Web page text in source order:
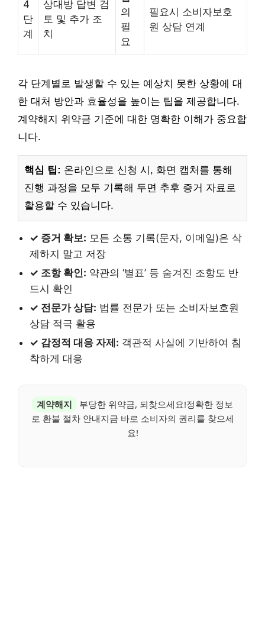
4
단
계
상대방 답변 검
토 및 추가 조
치
의
필
요
필요시 소비자보호
원 상담 연계
각 단계별로 발생할 수 있는 예상치 못한 상황에 대
한 대처 방안과 효율성을 높이는 팁을 제공합니다.
계약해지 위약금 기준에 대한 명확한 이해가 중요합
니다.
핵심 팁: 온라인으로 신청 시, 화면 캡처를 통해
진행 과정을 모두 기록해 두면 추후 증거 자료로
활용할 수 있습니다.
✓ 증거 확보: 모든 소통 기록(문자, 이메일)은 삭
제하지 말고 저장
✓ 조항 확인: 약관의 ‘별표’ 등 숨겨진 조항도 반
드시 확인
✓ 전문가 상담: 법률 전문가 또는 소비자보호원
상담 적극 활용
✓ 감정적 대응 자제: 객관적 사실에 기반하여 침
착하게 대응
계약해지
부당한 위약금, 되찾으세요!정확한 정보
로 환불 절차 안내지금 바로 소비자의 권리를 찾으세
요!